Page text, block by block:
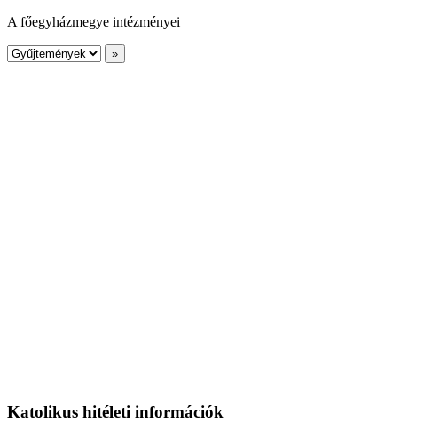
A főegyházmegye intézményei
Katolikus hitéleti információk